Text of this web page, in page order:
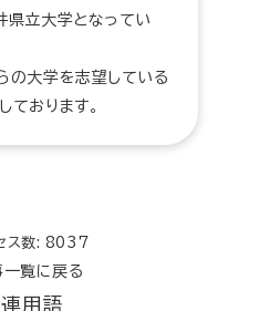
県立大学となってい
の大学を志望している
ております。
ス数: 8037
一覧に戻る
用語